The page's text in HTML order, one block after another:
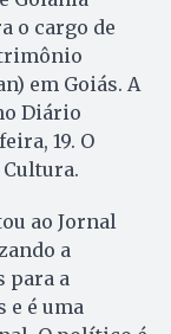
o cargo de
em Goiás. A
Diário
19. O
ao Jornal
a
para a
e é uma